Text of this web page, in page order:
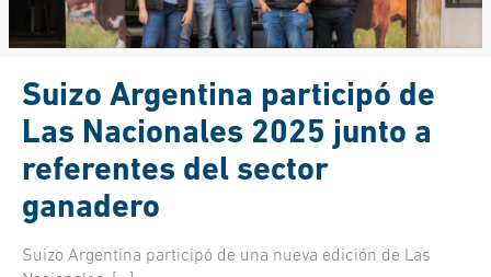
Suizo Argentina participó de
Las Nacionales 2025 junto a
referentes del sector
ganadero
Suizo Argentina participó de una nueva edición de Las